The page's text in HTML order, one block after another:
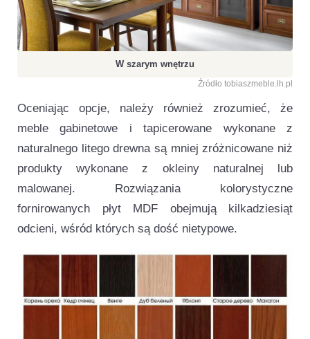
W szarym wnętrzu
Źródło tobiaszmeble.lh.pl
Oceniając opcje, należy również zrozumieć, że
meble gabinetowe i tapicerowane wykonane z
naturalnego litego drewna są mniej zróżnicowane niż
produkty wykonane z okleiny naturalnej lub
malowanej. Rozwiązania kolorystyczne
fornirowanych płyt MDF obejmują kilkadziesiąt
odcieni, wśród których są dość nietypowe.